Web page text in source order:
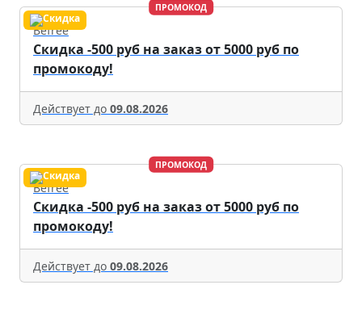
ПРОМОКОД
Befree
Скидка -500 руб на заказ от 5000 руб по
промокоду!
Действует до 09.08.2026
ПРОМОКОД
Befree
Скидка -500 руб на заказ от 5000 руб по
промокоду!
Действует до 09.08.2026